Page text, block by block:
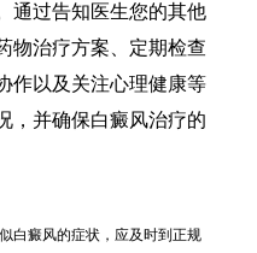
通过告知医生您的其他
物治疗方案、定期检查
作以及关注心理健康等
，并确保白癜风治疗的
白癜风的症状，应及时到正规